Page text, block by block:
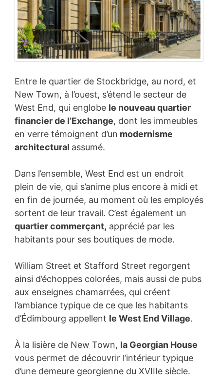
Entre le quartier de Stockbridge, au nord, et
New Town, à l’ouest, s’étend le secteur de
West End, qui englobe le nouveau quartier
financier de l’Exchange, dont les immeubles
en verre témoignent d’un modernisme
architectural assumé.
Dans l’ensemble, West End est un endroit
plein de vie, qui s’anime plus encore à midi et
en fin de journée, au moment où les employés
sortent de leur travail. C’est également un
quartier commerçant, apprécié par les
habitants pour ses boutiques de mode.
William Street et Stafford Street regorgent
ainsi d’échoppes colorées, mais aussi de pubs
aux enseignes chamarrées, qui créent
l’ambiance typique de ce que les habitants
d’Édimbourg appellent le West End Village.
À la lisière de New Town, la Georgian House
vous permet de découvrir l’intérieur typique
d’une demeure georgienne du XVIIIe siècle.